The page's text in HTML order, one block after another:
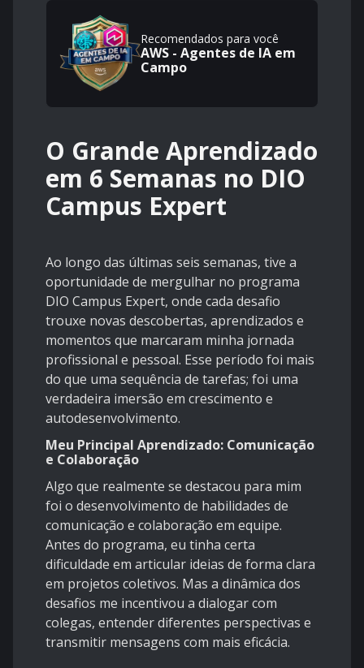
Recomendados para você
AWS - Agentes de IA em
Campo
O Grande Aprendizado
em 6 Semanas no DIO
Campus Expert
Ao longo das últimas seis semanas, tive a
oportunidade de mergulhar no programa
DIO Campus Expert, onde cada desafio
trouxe novas descobertas, aprendizados e
momentos que marcaram minha jornada
profissional e pessoal. Esse período foi mais
do que uma sequência de tarefas; foi uma
verdadeira imersão em crescimento e
autodesenvolvimento.
Meu Principal Aprendizado: Comunicação
e Colaboração
Algo que realmente se destacou para mim
foi o desenvolvimento de habilidades de
comunicação e colaboração em equipe.
Antes do programa, eu tinha certa
dificuldade em articular ideias de forma clara
em projetos coletivos. Mas a dinâmica dos
desafios me incentivou a dialogar com
colegas, entender diferentes perspectivas e
transmitir mensagens com mais eficácia.